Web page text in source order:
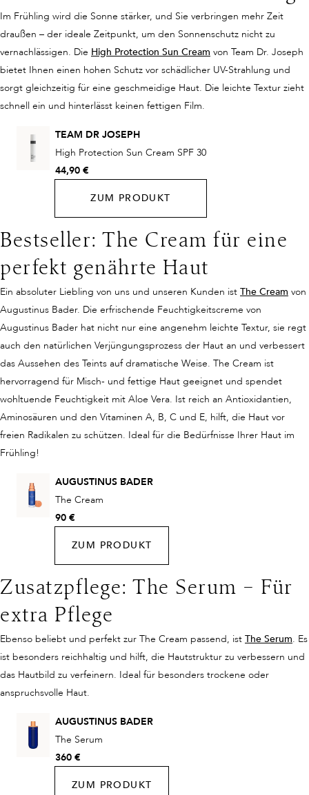
Im Frühling wird die Sonne stärker, und Sie verbringen mehr Zeit
draußen – der ideale Zeitpunkt, um den Sonnenschutz nicht zu
vernachlässigen. Die High Protection Sun Cream von Team Dr. Joseph
bietet Ihnen einen hohen Schutz vor schädlicher UV-Strahlung und
sorgt gleichzeitig für eine geschmeidige Haut. Die leichte Textur zieht
schnell ein und hinterlässt keinen fettigen Film.
TEAM DR JOSEPH
High Protection Sun Cream SPF 30
44,90 €
ZUM PRODUKT
Bestseller: The Cream für eine
perfekt genährte Haut
Ein absoluter Liebling von uns und unseren Kunden ist The Cream von
Augustinus Bader. Die erfrischende Feuchtigkeitscreme von
Augustinus Bader hat nicht nur eine angenehm leichte Textur, sie regt
auch den natürlichen Verjüngungsprozess der Haut an und verbessert
das Aussehen des Teints auf dramatische Weise. The Cream ist
hervorragend für Misch- und fettige Haut geeignet und spendet
wohltuende Feuchtigkeit mit Aloe Vera. Ist reich an Antioxidantien,
Aminosäuren und den Vitaminen A, B, C und E, hilft, die Haut vor
freien Radikalen zu schützen. Ideal für die Bedürfnisse Ihrer Haut im
Frühling!
AUGUSTINUS BADER
The Cream
90 €
ZUM PRODUKT
Zusatzpflege: The Serum – Für
extra Pflege
Ebenso beliebt und perfekt zur The Cream passend, ist The Serum. Es
ist besonders reichhaltig und hilft, die Hautstruktur zu verbessern und
das Hautbild zu verfeinern. Ideal für besonders trockene oder
anspruchsvolle Haut.
AUGUSTINUS BADER
The Serum
360 €
ZUM PRODUKT